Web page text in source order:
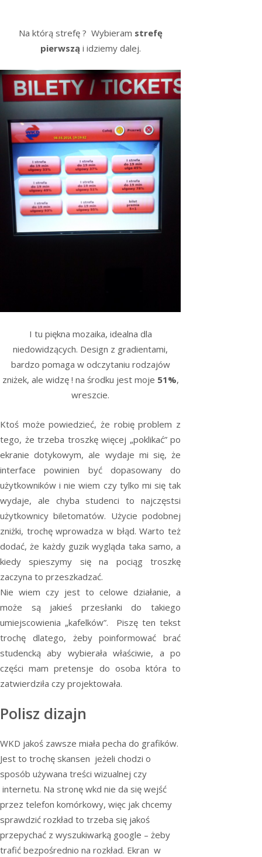
Na którą strefę ? Wybieram strefę
pierwszą i idziemy dalej.
I tu piękna mozaika, idealna dla
niedowidzących. Design z gradientami,
bardzo pomaga w odczytaniu rodzajów
zniżek, ale widzę ! na środku jest moje 51%,
wreszcie.
Ktoś może powiedzieć, że robię problem z
tego, że trzeba troszkę więcej „poklikać” po
ekranie dotykowym, ale wydaje mi się, że
interface powinien być dopasowany do
użytkowników i nie wiem czy tylko mi się tak
wydaje, ale chyba studenci to najczęstsi
użytkownicy biletomatów. Użycie podobnej
zniżki, trochę wprowadza w błąd. Warto też
dodać, że każdy guzik wygląda taka samo, a
kiedy spieszymy się na pociąg troszkę
zaczyna to przeszkadzać.
Nie wiem czy jest to celowe działanie, a
może są jakieś przesłanki do takiego
umiejscowienia „kafelków”. Piszę ten tekst
trochę dlatego, żeby poinformować brać
studencką aby wybierała właściwie, a po
części mam pretensje do osoba która to
zatwierdziła czy projektowała.
Polisz dizajn
WKD jakoś zawsze miała pecha do grafików.
Jest to trochę skansen jeżeli chodzi o
sposób używana treści wizualnej czy
internetu. Na stronę wkd nie da się wejść
przez telefon komórkowy, więc jak chcemy
sprawdzić rozkład to trzeba się jakoś
przepychać z wyszukiwarką google – żeby
trafić bezpośrednio na rozkład. Ekran w